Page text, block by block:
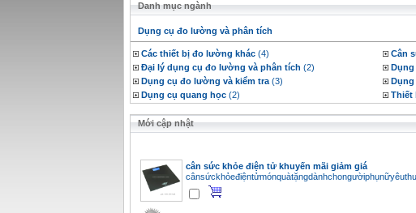
Danh mục ngành
Dụng cụ đo lường và phân tích
Các thiết bị đo lường khác (4) Cân
Đại lý dụng cụ đo lường và phân tích (2)
Dụng cụ đo lường và kiểm tra (3)
Dụng cụ quang học (2) Thiết
Mới cập nhật
cân sức khỏe điện tử khuyến mãi giảm giá